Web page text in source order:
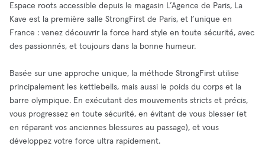
Espace roots accessible depuis le magasin L’Agence de Paris, La
Kave est la première salle StrongFirst de Paris, et l’unique en
France : venez découvrir la force hard style en toute sécurité, avec
des passionnés, et toujours dans la bonne humeur.
Basée sur une approche unique, la méthode StrongFirst utilise
principalement les kettlebells, mais aussi le poids du corps et la
barre olympique. En exécutant des mouvements stricts et précis,
vous progressez en toute sécurité, en évitant de vous blesser (et
en réparant vos anciennes blessures au passage), et vous
développez votre force ultra rapidement.